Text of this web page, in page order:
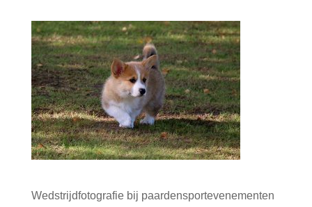
Wedstrijdfotografie bij paardensportevenementen